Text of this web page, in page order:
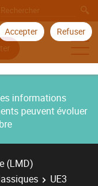
Accepter Refuser
informations
peuvent évoluer
(LMD)
UE3